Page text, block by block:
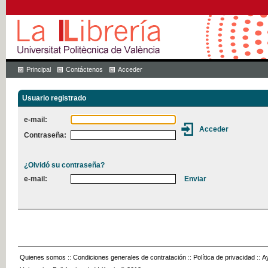
Principal Contáctenos Acceder
Usuario registrado
e-mail:
Contraseña:
¿Olvidó su contraseña?
e-mail:
Quienes somos :: Condiciones generales de contratación :: Política de privacidad ::